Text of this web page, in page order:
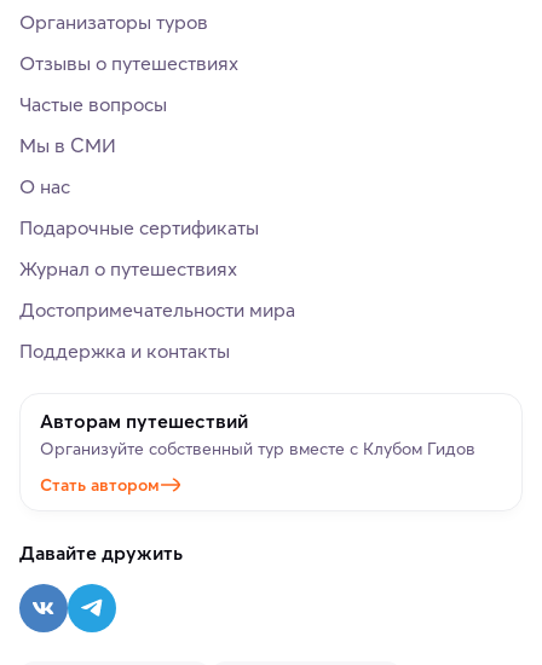
Организаторы туров
Отзывы о путешествиях
Частые вопросы
Мы в СМИ
О нас
Подарочные сертификаты
Журнал о путешествиях
Достопримечательности мира
Поддержка и контакты
Авторам путешествий
Организуйте собственный тур вместе с Клубом Гидов
Стать автором
Давайте дружить